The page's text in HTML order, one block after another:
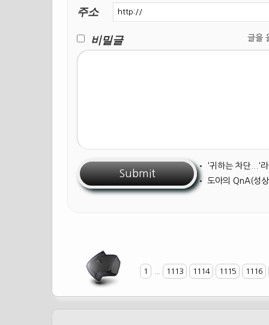
주소
비밀글
글을
• '귀하는 차단...'
• 도아의 QnA(성
1 1113 1114 1115 1116